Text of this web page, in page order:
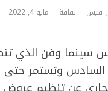
من الفيلم الروائي "النهر" | غسان سلهب/
قيس · ثقافة · مايو 4, 2022
سينما وفن الذي